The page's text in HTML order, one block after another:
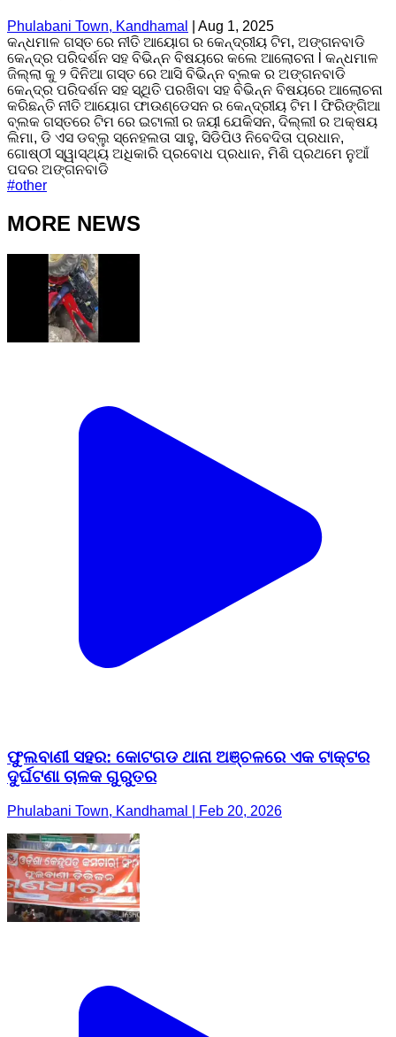
Phulabani Town, Kandhamal
Aug 1, 2025
କନ୍ଧମାଳ ଗସ୍ତ ରେ ନୀତି ଆୟୋଗ ର କେନ୍ଦ୍ରୀୟ ଟିମ, ଅଙ୍ଗନବାଡି
କେନ୍ଦ୍ର ପରିଦର୍ଶନ ସହ ବିଭିନ୍ନ ବିଷୟରେ କଲେ ଆଲୋଚନା l କନ୍ଧମାଳ
ଜିଲ୍ଲା କୁ ୨ ଦିନିଆ ଗସ୍ତ ରେ ଆସି ବିଭିନ୍ନ ବ୍ଲକ ର ଅଙ୍ଗନବାଡି
କେନ୍ଦ୍ର ପରିଦର୍ଶନ ସହ ସ୍ଥିତି ପରଖିବା ସହ ବିଭିନ୍ନ ବିଷୟରେ ଆଲୋଚନା
କରିଛନ୍ତି ନୀତି ଆୟୋଗ ଫାଉଣ୍ଡେସନ ର କେନ୍ଦ୍ରୀୟ ଟିମ l ଫିରିଙ୍ଗିଆ
ବ୍ଲକ ଗସ୍ତରେ ଟିମ ରେ ଇଟାଲୀ ର ଜୟୀ ଯେକିସନ, ଦିଲ୍ଲୀ ର ଅକ୍ଷୟ
ଲିମା, ଡି ଏସ ଡବ୍ଲୁ ସ୍ନେହଲତା ସାହୁ, ସିଡିପିଓ ନିବେଦିତା ପ୍ରଧାନ,
ଗୋଷ୍ଠୀ ସ୍ୱାସ୍ଥ୍ୟ ଅଧିକାରି ପ୍ରବୋଧ ପ୍ରଧାନ, ମିଶି ପ୍ରଥମେ ନୁଆଁ
ପଦର ଅଙ୍ଗନବାଡି
#other
MORE NEWS
ଫୁଲବାଣୀ ସହର: କୋଟଗଡ ଥାନା ଅଞ୍ଚଳରେ ଏକ ଟାକ୍ଟର
ଦୁର୍ଘଟଣା ଚାଳକ ଗୁରୁତର
Phulabani Town, Kandhamal | Feb 20, 2026